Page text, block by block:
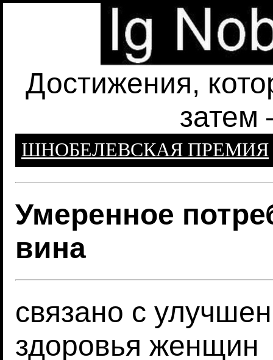
Достижения,
затем
ШНОБЕЛЕВСКАЯ ПРЕМИЯ
Умеренное
вина
связано с
здоровья женщин